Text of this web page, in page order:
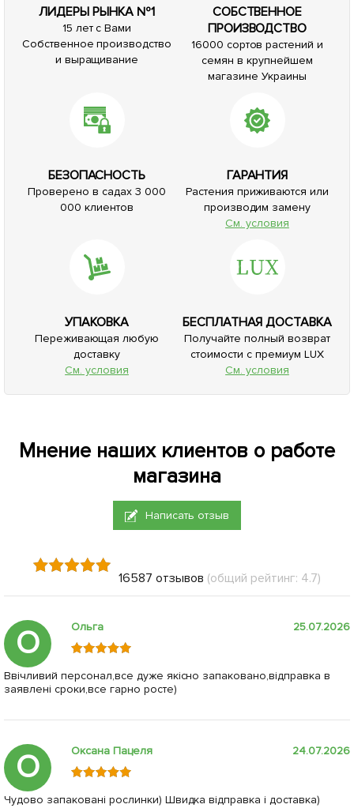
ЛИДЕРЫ РЫНКА №1
15 лет с Вами
Собственное производство
и выращивание
СОБСТВЕННОЕ
ПРОИЗВОДСТВО
16000 сортов растений и
семян в крупнейшем
магазине Украины
БЕЗОПАСНОСТЬ
Проверено в садах 3 000
000 клиентов
ГАРАНТИЯ
Растения приживаются или
производим замену
См. условия
УПАКОВКА
Переживающая любую
доставку
См. условия
БЕСПЛАТНАЯ ДОСТАВКА
Получайте полный возврат
стоимости с премиум LUX
См. условия
Мнение наших клиентов о работе
магазина
Написать отзыв
16587 отзывов (общий рейтинг: 4.7)
О Ольга 25.07.2026
Ввічливий персонал,все дуже якісно запаковано,відправка в
заявлені сроки,все гарно росте)
О Оксана Пацеля 24.07.2026
Чудово запаковані рослинки) Швидка відправка і доставка)